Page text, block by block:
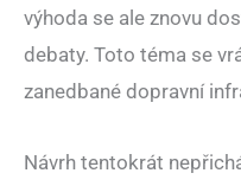
výhoda se ale znovu
debaty. Toto téma se
zanedbané dopravní
Návrh tentokrát